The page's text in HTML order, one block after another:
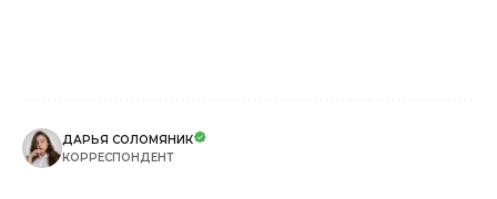
ДАРЬЯ СОЛОМЯНИК
КОРРЕСПОНДЕНТ